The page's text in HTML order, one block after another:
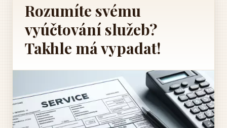
Rozumíte svému
vyúčtování služeb?
Takhle má vypadat!